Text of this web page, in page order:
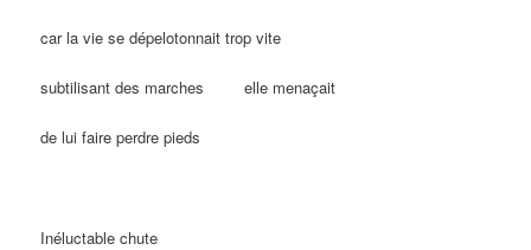
car la vie se dépelotonnait trop vite
subtilisant des marches elle menaçait
de lui faire perdre pieds
Inéluctable chute